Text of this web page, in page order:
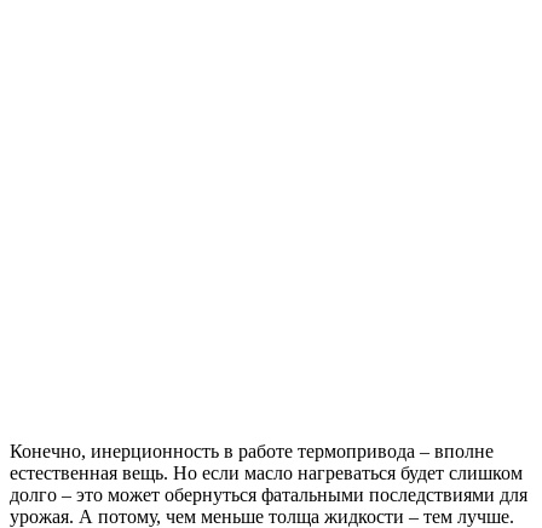
Конечно, инерционность в работе термопривода – вполне
естественная вещь. Но если масло нагреваться будет слишком
долго – это может обернуться фатальными последствиями для
урожая. А потому, чем меньше толща жидкости – тем лучше.